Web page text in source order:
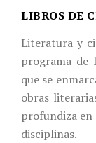
LIBROS DE
Literatura y
programa de
que se
obras
profundiza en
disciplinas.